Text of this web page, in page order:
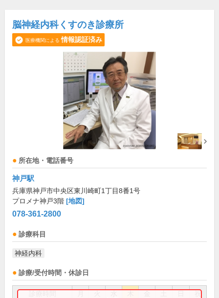
脳神経内科くすのき診療所
医療機関による 情報認証済み
所在地・電話番号
神戸駅
兵庫県神戸市中央区東川崎町1丁目8番1号
プロメナ神戸3階 [地図]
078-361-2800
診療科目
神経内科
診療/受付時間・休診日
祝